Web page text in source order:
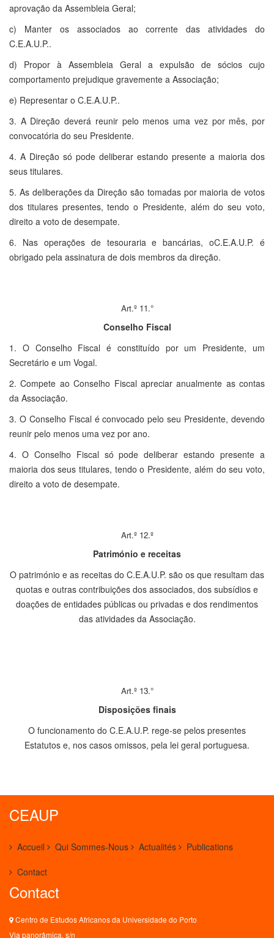
aprovação da Assembleia Geral;
c) Manter os associados ao corrente das atividades do
C.E.A.U.P..
d) Propor à Assembleia Geral a expulsão de sócios cujo
comportamento prejudique gravemente a Associação;
e) Representar o C.E.A.U.P..
3. A Direção deverá reunir pelo menos uma vez por mês, por
convocatória do seu Presidente.
4. A Direção só pode deliberar estando presente a maioria dos
seus titulares.
5. As deliberações da Direção são tomadas por maioria de votos
dos titulares presentes, tendo o Presidente, além do seu voto,
direito a voto de desempate.
6. Nas operações de tesouraria e bancárias, oC.E.A.U.P. é
obrigado pela assinatura de dois membros da direção.
Art.º 11.°
Conselho Fiscal
1. O Conselho Fiscal é constituído por um Presidente, um
Secretário e um Vogal.
2. Compete ao Conselho Fiscal apreciar anualmente as contas
da Associação.
3. O Conselho Fiscal é convocado pelo seu Presidente, devendo
reunir pelo menos uma vez por ano.
4. O Conselho Fiscal só pode deliberar estando presente a
maioria dos seus titulares, tendo o Presidente, além do seu voto,
direito a voto de desempate.
Art.º 12.º
Património e receitas
O património e as receitas do C.E.A.U.P. são os que resultam das
quotas e outras contribuições dos associados, dos subsídios e
doações de entidades públicas ou privadas e dos rendimentos
das atividades da Associação.
Art.º 13.°
Disposições finais
O funcionamento do C.E.A.U.P. rege-se pelos presentes
Estatutos e, nos casos omissos, pela lei geral portuguesa.
CEAUP
Accueil Qui Sommes-Nous Actualités Publications
Contact
Contact
Centro de Estudos Africanos da Universidade do Porto
Via panorâmica, s/n